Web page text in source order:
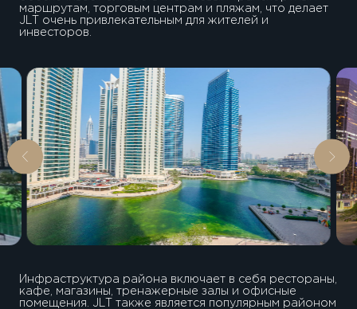
маршрутам, торговым центрам и пляжам, что делает
JLT очень привлекательным для жителей и
инвесторов.
Инфраструктура района включает в себя рестораны,
кафе, магазины, тренажерные залы и офисные
помещения. JLT также является популярным районом